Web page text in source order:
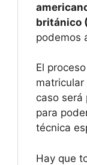
británico
podemos
El
matricular
caso será
para
técnica
Hay que